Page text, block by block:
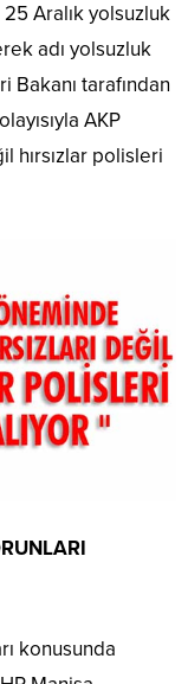
Aralık yolsuzluk
adı yolsuzluk
Bakanı tarafından
AKP
hırsızlar polisleri
konusunda